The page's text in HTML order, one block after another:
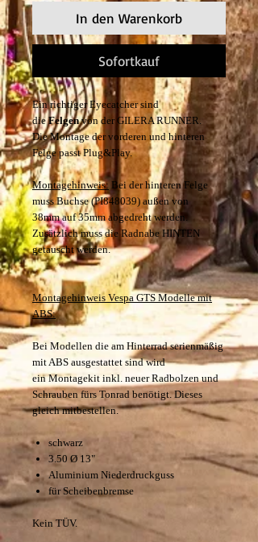
In den Warenkorb
Sofortkauf
Ein richtiger Eyecatcher sind
dieFelgenvon der GILERA RUNNER.
Die Montage der vorderen und hinteren
Felge passt Plug&Play.
Montagehinweis:Bei der hinteren Felge
muss Buchse (PI848039) außen von
38mm auf 35mm abgedreht werden.
Zusätzlich muss die Radnabe HINTEN
getauscht werden.
Montagehinweis Vespa GTS Modelle mit
ABS:
Bei Modellen die am Hinterrad serienmäßig
mit ABS ausgestattet sind wird
ein Montagekit inkl. neuer Radbolzen und
Schrauben fürs Tonrad benötigt. Dieses
gleich mitbestellen.
schwarz
3.50 Ø 13"
Aluminium Niederdruckguss
für Scheibenbremse
Kein TÜV.